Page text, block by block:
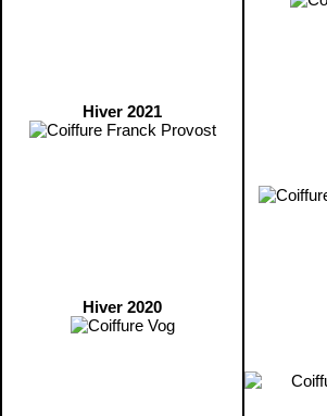
Hiver 2021
Hiver 2020